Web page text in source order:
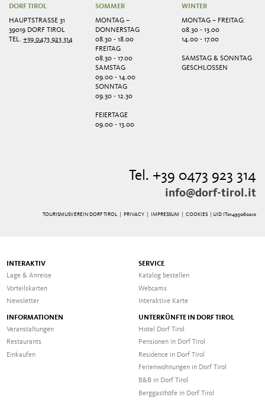
DORF TIROL
HAUPTSTRASSE 31
39019 DORF TIROL
TEL.+39 0473 923 314
SOMMER
MONTAG –
DONNERSTAG
08.30 - 18.00
FREITAG
08.30 - 17.00
SAMSTAG
09.00 - 14.00
SONNTAG
09.30 - 12.30
FEIERTAGE
09.00 - 13.00
WINTER
MONTAG – FREITAG:
08.30 - 13.00
14.00 - 17.00
SAMSTAG & SONNTAG
GESCHLOSSEN
Tel. +39 0473 923 314
info@dorf-tirol.it
TOURISMUSVEREIN DORF TIROL | PRIVACY| IMPRESSUM| COOKIES | UID IT01495060210
INTERAKTIV
Lage & Anreise
Vorteilskarten
Newsletter
SERVICE
Katalog bestellen
Webcams
Interaktive Karte
INFORMATIONEN
Veranstaltungen
Restaurants
Einkaufen
UNTERKÜNFTE IN DORF TIROL
Hotel Dorf Tirol
Pensionen in Dorf Tirol
Residence in Dorf Tirol
Ferienwohnungen in Dorf Tirol
B&B in Dorf Tirol
Berggasthöfe in Dorf Tirol